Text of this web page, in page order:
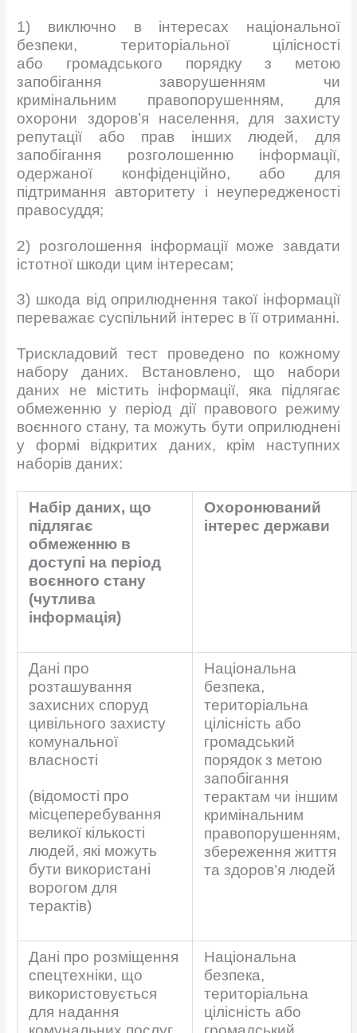
1) виключно в інтересах національної
безпеки, територіальної цілісності
або громадського порядку з метою
запобігання заворушенням чи
кримінальним правопорушенням, для
охорони здоров’я населення, для захисту
репутації або прав інших людей, для
запобігання розголошенню інформації,
одержаної конфіденційно, або для
підтримання авторитету і неупередженості
правосуддя;
2) розголошення інформації може завдати
істотної шкоди цим інтересам;
3) шкода від оприлюднення такої інформації
переважає суспільний інтерес в її отриманні.
Трискладовий тест проведено по кожному
набору даних. Встановлено, що набори
даних не містить інформації, яка підлягає
обмеженню у період дії правового режиму
воєнного стану, та можуть бути оприлюднені
у формі відкритих даних, крім наступних
наборів даних:
Набір даних, що
підлягає
обмеженню в
доступі на період
воєнного стану
(чутлива
інформація)
Охоронюваний
інтерес держави
Дані про
розташування
захисних споруд
цивільного захисту
комунальної
власності
(відомості про
місцеперебування
великої кількості
людей, які можуть
бути використані
ворогом для
терактів)
Національна
безпека,
територіальна
цілісність або
громадський
порядок з метою
запобігання
терактам чи іншим
кримінальним
правопорушенням,
збереження життя
та здоров’я людей
Дані про розміщення
спецтехніки, що
використовується
для надання
Національна
безпека,
територіальна
цілісність або